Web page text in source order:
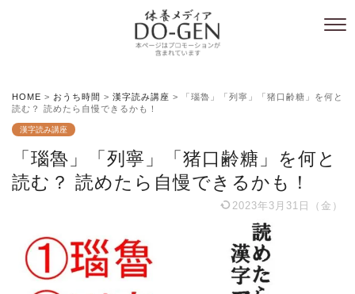
HOME > おうち時間 > 漢字読み講座 >
「瑙魯」「列寧」「猪口齢糖」を何と
読む？ 読めたら自慢できるかも！
漢字読み講座
「瑙魯」「列寧」「猪口齢糖」を何と
読む？ 読めたら自慢できるかも！
2023年3月31日（金）